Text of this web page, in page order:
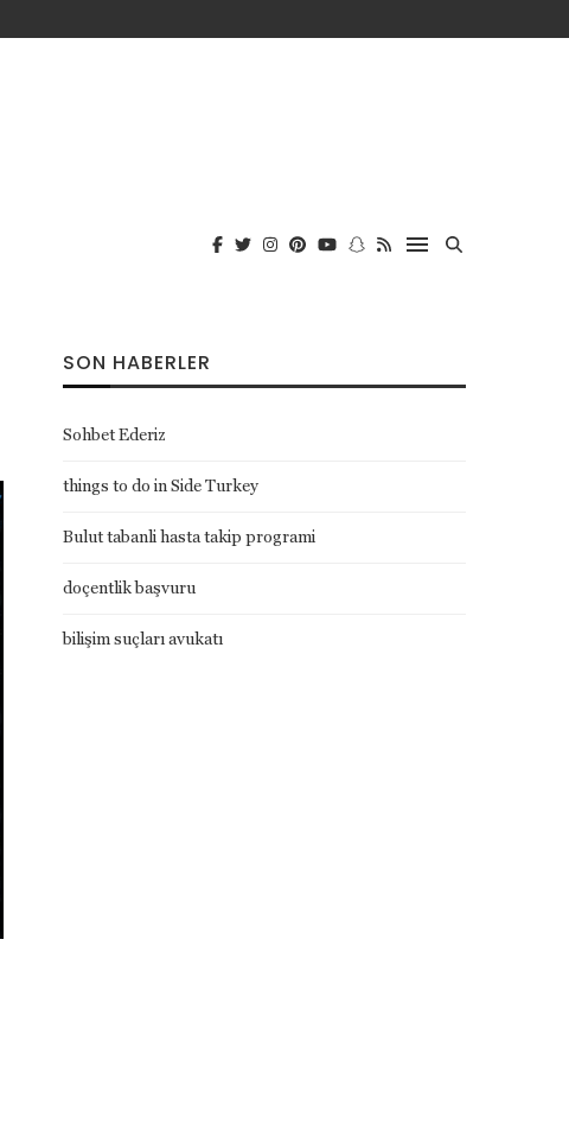
SON HABERLER
Sohbet Ederiz
things to do in Side Turkey
Bulut tabanli hasta takip programi
doçentlik başvuru
bilişim suçları avukatı